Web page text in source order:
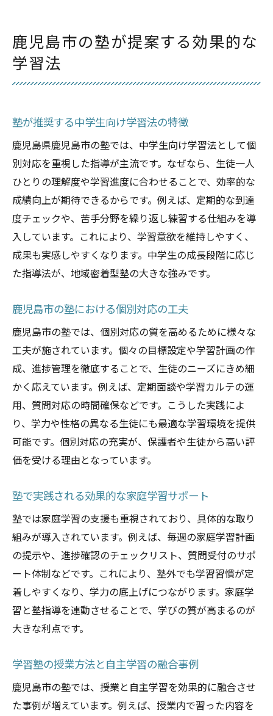
鹿児島市の塾が提案する効果的な
学習法
塾が推奨する中学生向け学習法の特徴
鹿児島県鹿児島市の塾では、中学生向け学習法として個
別対応を重視した指導が主流です。なぜなら、生徒一人
ひとりの理解度や学習進度に合わせることで、効率的な
成績向上が期待できるからです。例えば、定期的な到達
度チェックや、苦手分野を繰り返し練習する仕組みを導
入しています。これにより、学習意欲を維持しやすく、
成果も実感しやすくなります。中学生の成長段階に応じ
た指導法が、地域密着型塾の大きな強みです。
鹿児島市の塾における個別対応の工夫
鹿児島市の塾では、個別対応の質を高めるために様々な
工夫が施されています。個々の目標設定や学習計画の作
成、進捗管理を徹底することで、生徒のニーズにきめ細
かく応えています。例えば、定期面談や学習カルテの運
用、質問対応の時間確保などです。こうした実践によ
り、学力や性格の異なる生徒にも最適な学習環境を提供
可能です。個別対応の充実が、保護者や生徒から高い評
価を受ける理由となっています。
塾で実践される効果的な家庭学習サポート
塾では家庭学習の支援も重視されており、具体的な取り
組みが導入されています。例えば、毎週の家庭学習計画
の提示や、進捗確認のチェックリスト、質問受付のサポ
ート体制などです。これにより、塾外でも学習習慣が定
着しやすくなり、学力の底上げにつながります。家庭学
習と塾指導を連動させることで、学びの質が高まるのが
大きな利点です。
学習塾の授業方法と自主学習の融合事例
鹿児島市の塾では、授業と自主学習を効果的に融合させ
た事例が増えています。例えば、授業内で習った内容を